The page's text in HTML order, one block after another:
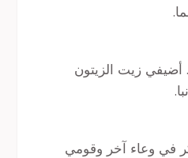
أضيفي زيت الزيتون
في وعاء آخر وقومي